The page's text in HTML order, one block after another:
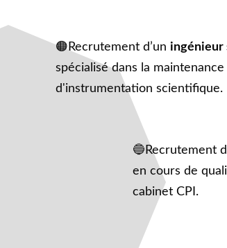
🟠Recrutement d’un ingénieur
spécialisé dans la
d'instrumentation scientifique.
🔵 Recrutement
en cours de
cabinet CPI.